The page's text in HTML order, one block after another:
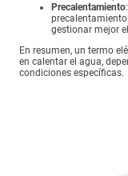
Precalentamiento
gestionar mejor
En resumen, un termo
en calentar el agua,
condiciones específicas.